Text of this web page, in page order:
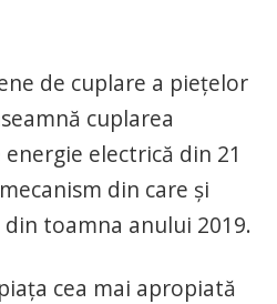
de cuplare a piețelor
cuplarea
electrică din 21
din care și
toamna anului 2019.
cea mai apropiată